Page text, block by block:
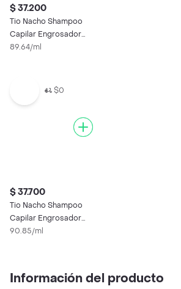
$ 37.200
Tio Nacho Shampoo
Capilar Engrosador
415 Ml
89.64/ml
$0
$ 37.700
Tio Nacho Shampoo
Capilar Engrosador
415 Ml
90.85/ml
Información del producto